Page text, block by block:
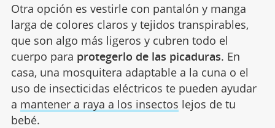
Otra opción es vestirle con pantalón y manga
larga de colores claros y tejidos transpirables,
que son algo más ligeros y cubren todo el
cuerpo para protegerlo de las picaduras. En
casa, una mosquitera adaptable a la cuna o el
uso de insecticidas eléctricos te pueden ayudar
a mantener a raya a los insectos lejos de tu
bebé.